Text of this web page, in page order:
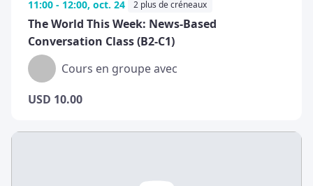
11:00 - 12:00, oct. 24
2 plus de créneaux
The World This Week: News-Based
Conversation Class (B2-C1)
Cours en groupe avec
USD 10.00